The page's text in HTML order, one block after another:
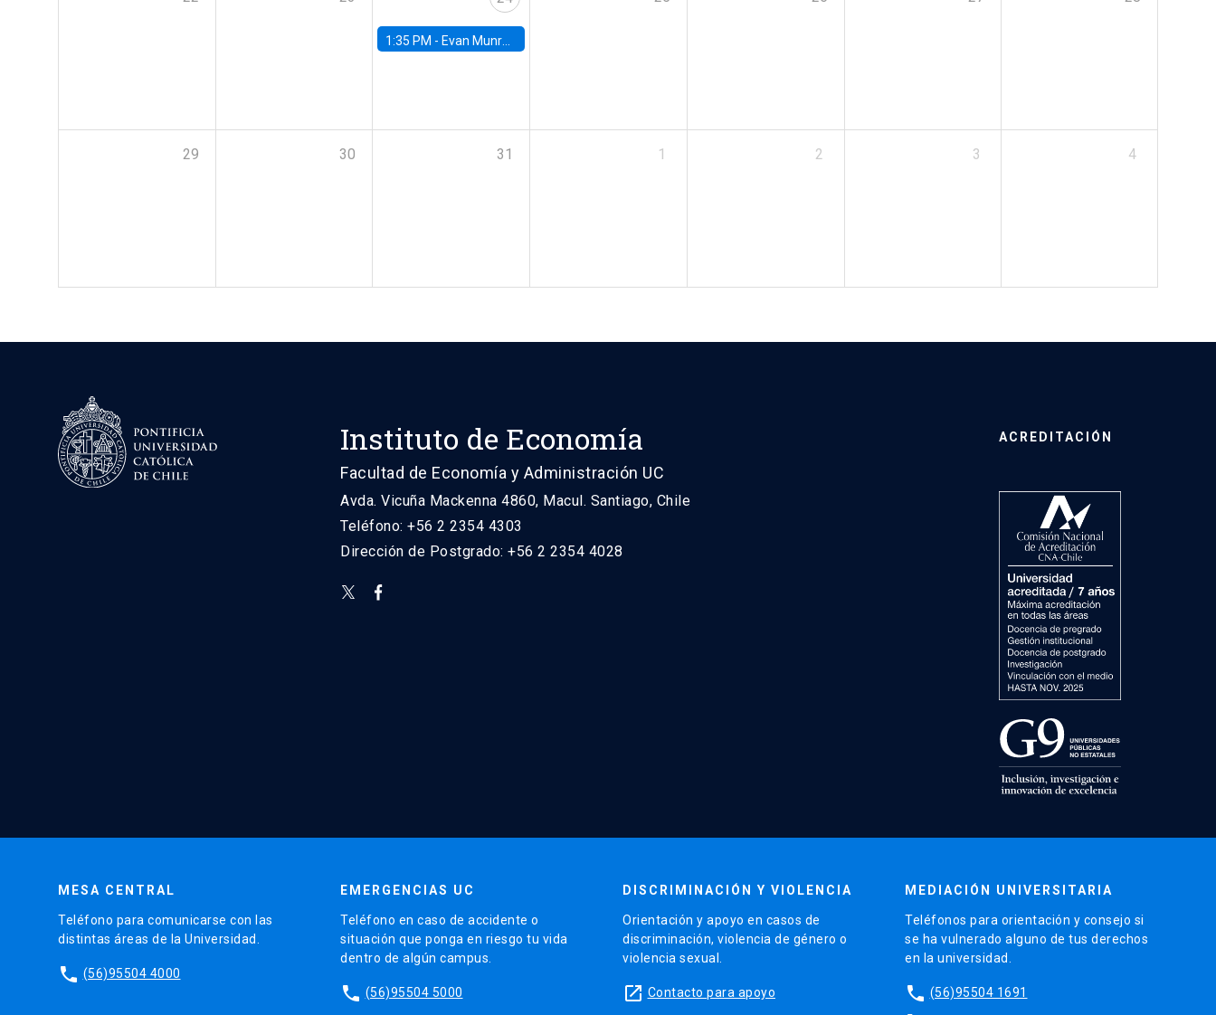
1:35 PM - Evan Munro, Neyman Visiting Assistant Professor in the Department of Statistics at UC Berkeley
29 30 31 1 2 3 4
Instituto de Economía
Facultad de Economía y Administración UC
Avda. Vicuña Mackenna 4860, Macul. Santiago, Chile
Teléfono: +56 2 2354 4303
Dirección de Postgrado: +56 2 2354 4028
ACREDITACIÓN
MESA CENTRAL
Teléfono para comunicarse con las
distintas áreas de la Universidad.
phone (56)95504 4000
EMERGENCIAS UC
Teléfono en caso de accidente o
situación que ponga en riesgo tu vida
dentro de algún campus.
phone (56)95504 5000
DISCRIMINACIÓN Y VIOLENCIA
Orientación y apoyo en casos de
discriminación, violencia de género o
violencia sexual.
launch Contacto para apoyo
MEDIACIÓN UNIVERSITARIA
Teléfonos para orientación y consejo si
se ha vulnerado alguno de tus derechos
en la universidad.
phone (56)95504 1691